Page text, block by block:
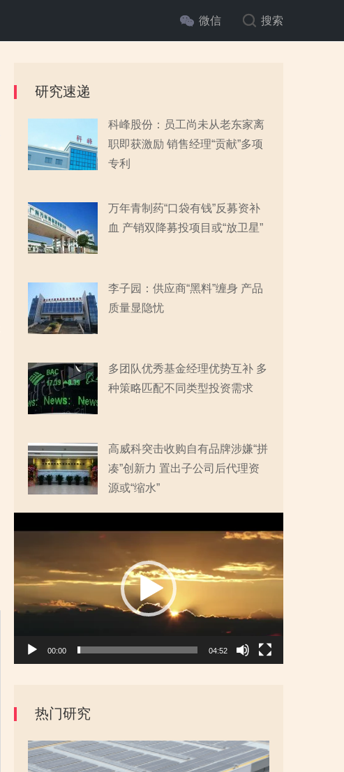
微信 搜索
研究速递
科峰股份：员工尚未从老东家离
职即获激励 销售经理“贡献”多项
专利
万年青制药“口袋有钱”反募资补
血 产销双降募投项目或“放卫星”
李子园：供应商“黑料”缠身 产品
质量显隐忧
多团队优秀基金经理优势互补 多
种策略匹配不同类型投资需求
高威科突击收购自有品牌涉嫌“拼
凑”创新力 置出子公司后代理资
源或“缩水”
频
放
器
00:00 04:52
热门研究